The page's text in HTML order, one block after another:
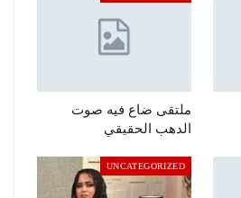
ملتقى ضاع فيه صوت
الدهب الحقيقي
UNCATEGORIZED